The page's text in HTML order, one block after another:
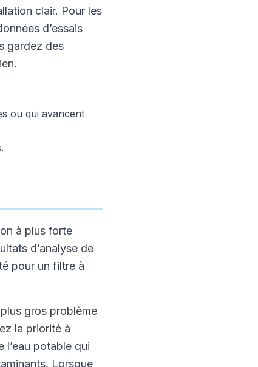
clair. Pour les
d’essais
gardez des
ou qui avancent
à plus forte
d’analyse de
pour un filtre à
gros problème
la priorité à
l’eau potable qui
Lorsque